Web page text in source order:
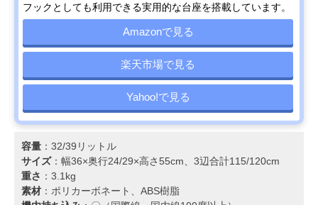
フックとしても利用できる実用的な台座を搭載しています。
Amazonで見る
楽天市場で見る
Yahoo!で見る
容量 ：32/39リットル
サイズ：幅36×奥行24/29×高さ55cm、3辺合計115/120cm
重さ ：3.1kg
素材 ：ポリカーボネート、ABS樹脂